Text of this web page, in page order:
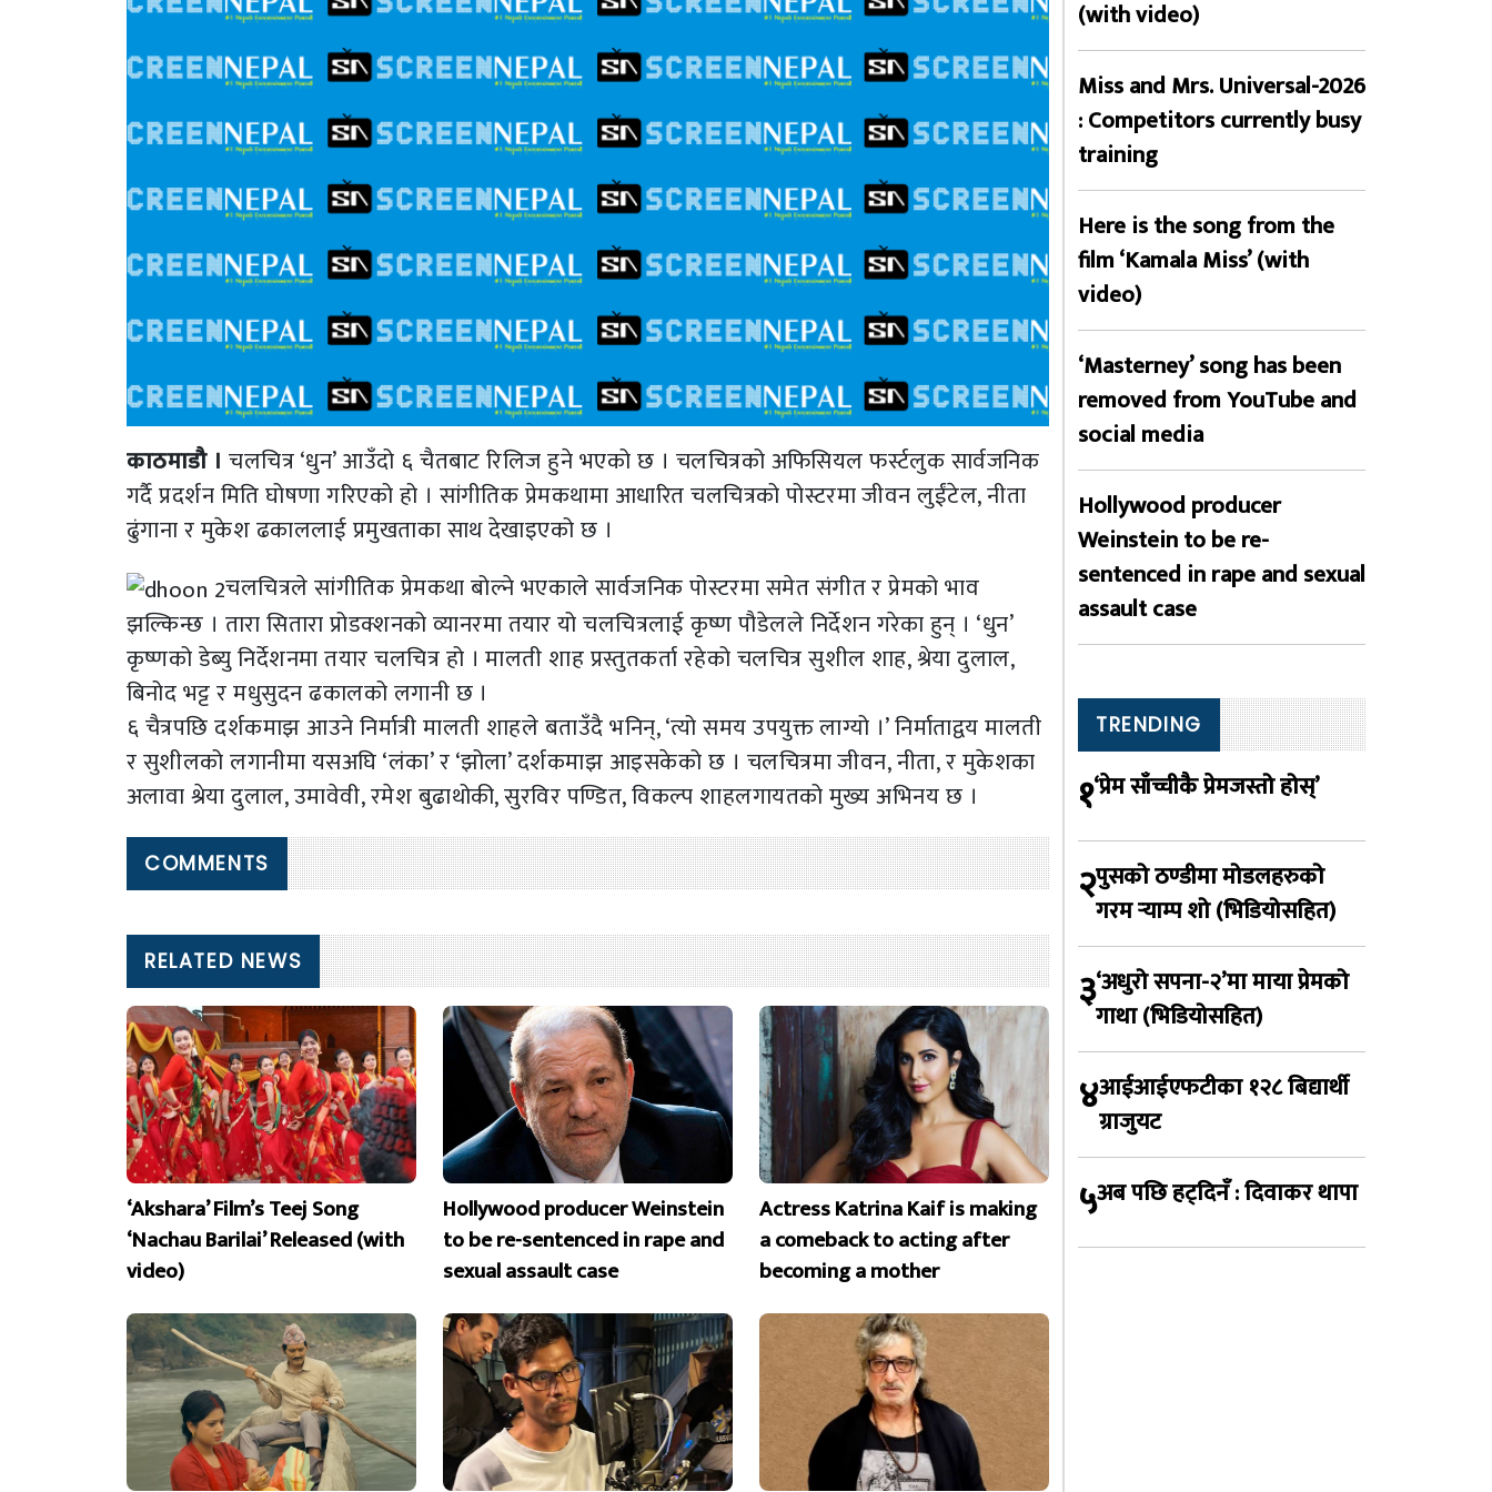
काठमाडौ । चलचित्र ‘धुन’ आउँदो ६ चैतबाट रिलिज हुने भएको छ । चलचित्रको अफिसियल फर्स्टलुक सार्वजनिक
गर्दै प्रदर्शन मिति घोषणा गरिएको हो । सांगीतिक प्रेमकथामा आधारित चलचित्रको पोस्टरमा जीवन लुईंटेल, नीता
ढुंगाना र मुकेश ढकाललाई प्रमुखताका साथ देखाइएको छ ।
चलचित्रले सांगीतिक प्रेमकथा बोल्ने भएकाले सार्वजनिक पोस्टरमा समेत संगीत र प्रेमको भाव
झल्किन्छ । तारा सितारा प्रोडक्शनको व्यानरमा तयार यो चलचित्रलाई कृष्ण पौडेलले निर्देशन गरेका हुन् । ‘धुन’
कृष्णको डेब्यु निर्देशनमा तयार चलचित्र हो । मालती शाह प्रस्तुतकर्ता रहेको चलचित्र सुशील शाह, श्रेया दुलाल,
बिनोद भट्ट र मधुसुदन ढकालको लगानी छ ।
६ चैत्रपछि दर्शकमाझ आउने निर्मात्री मालती शाहले बताउँदै भनिन्, ‘त्यो समय उपयुक्त लाग्यो ।’ निर्माताद्वय मालती
र सुशीलको लगानीमा यसअघि ‘लंका’ र ‘झोला’ दर्शकमाझ आइसकेको छ । चलचित्रमा जीवन, नीता, र मुकेशका
अलावा श्रेया दुलाल, उमावेवी, रमेश बुढाथोकी, सुरविर पण्डित, विकल्प शाहलगायतको मुख्य अभिनय छ ।
COMMENTS
RELATED NEWS
‘Akshara’ Film’s Teej Song
‘Nachau Barilai’ Released (with
video)
Hollywood producer Weinstein
to be re-sentenced in rape and
sexual assault case
Actress Katrina Kaif is making
a comeback to acting after
becoming a mother
(with video)
Miss and Mrs. Universal-2026
: Competitors currently busy
training
Here is the song from the
film ‘Kamala Miss’ (with
video)
‘Masterney’ song has been
removed from YouTube and
social media
Hollywood producer
Weinstein to be re-
sentenced in rape and sexual
assault case
TRENDING
१‘प्रेम साँच्चीकै प्रेमजस्तो होस्’
२पुसको ठण्डीमा मोडलहरुको
गरम र्‍याम्प शो (भिडियोसहित)
३‘अधुरो सपना-२’मा माया प्रेमको
गाथा (भिडियोसहित)
४आईआईएफटीका १२८ बिद्यार्थी
ग्राजुयट
५अब पछि हट्दिनँ : दिवाकर थापा